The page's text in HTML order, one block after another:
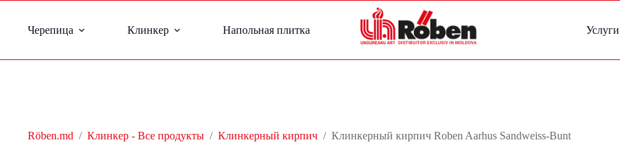
Черепица Клинкер Напольная плитка Услуги
Röben.md / Клинкер - Все продукты / Клинкерный кирпич / Клинкерный кирпич Roben Aarhus Sandweiss-Bunt